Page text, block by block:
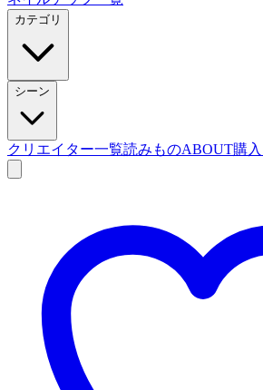
カテゴリ
シーン
クリエイター一覧読みものABOUT購